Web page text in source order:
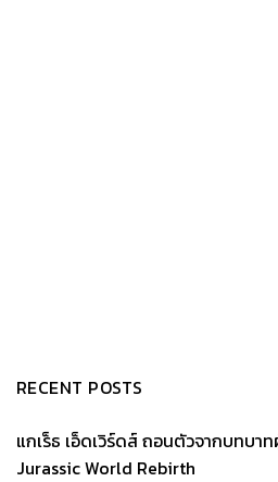
RECENT POSTS
แกเร็ธ เอ็ดเวิร์ดส์ ถอนตัวจากบทบ
Jurassic World Rebirth